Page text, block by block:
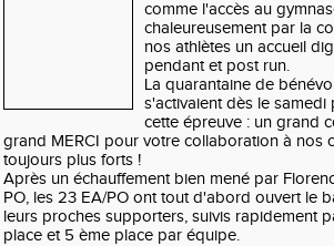
comme l'accès au
chaleureusement par la
nos athlètes un accueil
pendant et post run.
La quarantaine de
s'activaient dès le
cette épreuve : un grand
grand MERCI pour votre collaboration à nos
toujours plus forts !
Après un échauffement bien mené par
PO, les 23 EA/PO ont tout d'abord ouvert le
leurs proches supporters, suivis rapidement
place et 5 ème place par équipe.